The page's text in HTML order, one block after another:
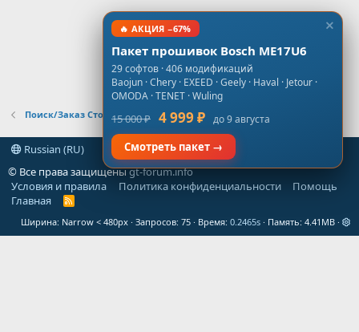
Поиск/Заказ Стоков, Virgin, NoImmo
Russian (RU)
© Все права защищеныgt-forum.info
Условия и правила
Политика конфиденциальности
Помощь
Главная
R
S
Ширина Запросов 75 Время 0.2465s Память 4.41MB
🔥 АКЦИЯ −67%
Пакет прошивок Bosch ME17U6
29 софтов · 406 модификаций
Baojun · Chery · EXEED · Geely · Haval · Jetour ·
OMODA · TENET · Wuling
15 000 ₽ 4 999 ₽ до 9 августа
Смотреть пакет →